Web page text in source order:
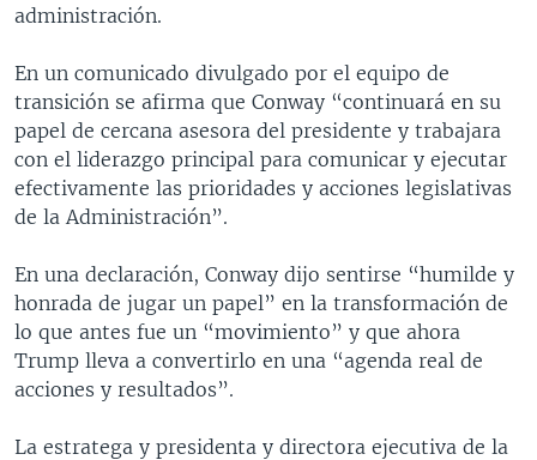
administración.
En un comunicado divulgado por el equipo de
transición se afirma que Conway “continuará en su
papel de cercana asesora del presidente y trabajara
con el liderazgo principal para comunicar y ejecutar
efectivamente las prioridades y acciones legislativas
de la Administración”.
En una declaración, Conway dijo sentirse “humilde y
honrada de jugar un papel” en la transformación de
lo que antes fue un “movimiento” y que ahora
Trump lleva a convertirlo en una “agenda real de
acciones y resultados”.
La estratega y presidenta y directora ejecutiva de la